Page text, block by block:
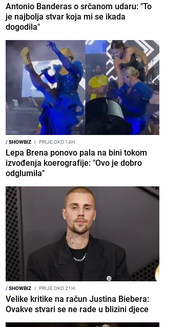
Antonio Banderas o srčanom udaru: "To
je najbolja stvar koja mi se ikada
dogodila"
/SHOWBIZ I PRIJE OKO 14H
Lepa Brena ponovo pala na bini tokom
izvođenja koerografije: "Ovo je dobro
odglumila"
/SHOWBIZ I PRIJE OKO 21H
Velike kritike na račun Justina Biebera:
Ovakve stvari se ne rade u blizini djece